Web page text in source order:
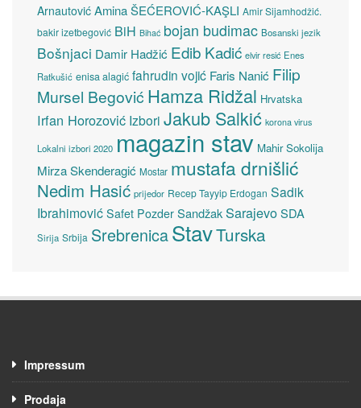
Arnautović Amina ŠEĆEROVIĆ-KAŞLI Amir Sijamhodžić.
bakir izetbegović BiH Bihać bojan budimac Bosanski jezik
Bošnjaci Damir Hadžić Edib Kadić elvir resić Enes
Ratkušić enisa alagić fahrudin vojić Faris Nanić Filip
Mursel Begović Hamza Ridžal Hrvatska
Irfan Horozović Izbori Jakub Salkić korona virus
Lokalni izbori 2020 magazin stav Mahir Sokolija
Mirza Skenderagić Mostar mustafa drnišlić
Nedim Hasić prijedor Recep Tayyip Erdogan Sadik
Ibrahimović Safet Pozder SandžakSarajevoSDA
Sirija Srbija SrebrenicaStavTurska
Impressum
Prodaja